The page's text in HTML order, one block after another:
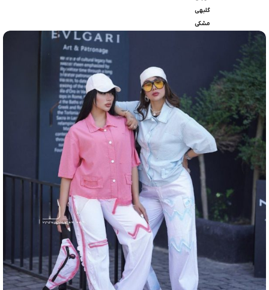
گلبهی
مشکی